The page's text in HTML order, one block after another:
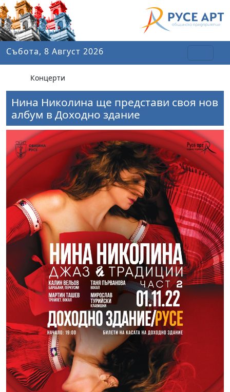
Събота, 8 Август 2026
Концерти
Нина Николина ще представи своя нов
албум в Доходно здание